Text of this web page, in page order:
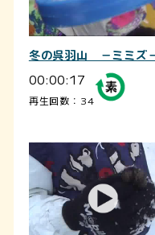
冬の呉羽山 －ミミズ
00:00:17
再生回数：34